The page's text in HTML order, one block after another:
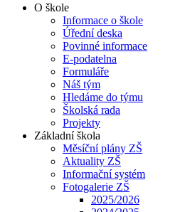
O škole
Informace o škole
Úřední deska
Povinné informace
E-podatelna
Formuláře
Náš tým
Hledáme do týmu
Školská rada
Projekty
Základní škola
Měsíční plány ZŠ
Aktuality ZŠ
Informační systém
Fotogalerie ZŠ
2025/2026